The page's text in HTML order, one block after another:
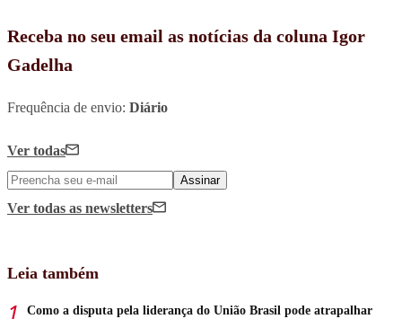
Receba no seu email as notícias da coluna Igor
Gadelha
Frequência de envio: Diário
Ver todas
Assinar
Ver todas as newsletters
Leia também
Como a disputa pela liderança do União Brasil pode atrapalhar